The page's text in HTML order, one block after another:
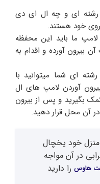
رشته ای و چه ال ای دی
خود هستند.
ما باید این محفظه
بیرون آورده و اقدام به
ای شما میتوانید با
آوردن لامپ های ال
بگیرید و پس از بیرون
آن محل قرار دهید.
منزل خود یخچال
در آن مواجه
هاوس را دارید